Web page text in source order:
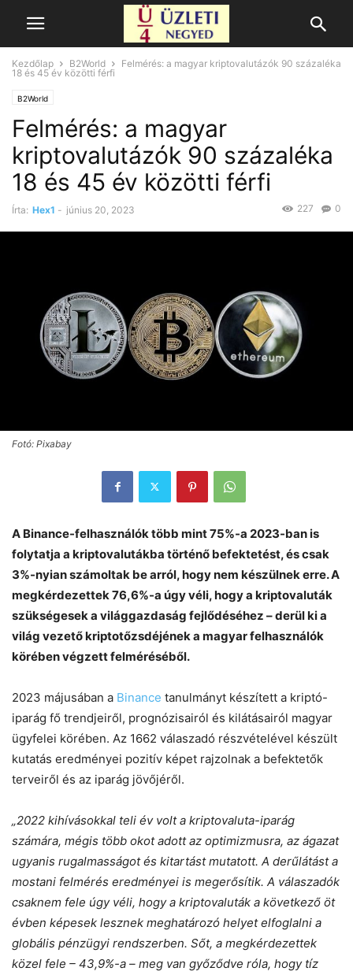
Kezdőlap B2World
Felmérés: a magyar kriptovalutázók 90 százaléka
18 és 45 év közötti férfi
B2World
Felmérés: a magyar
kriptovalutázók 90 százaléka
18 és 45 év közötti férfi
Írta: Hex1 - június 20, 2023 0
227
Fotó: Pixabay
A Binance-felhasználók több mint 75%-a 2023-ban is
folytatja a kriptovalutákba történő befektetést, és csak
3%-nyian számoltak be arról, hogy nem készülnek erre. A
megkérdezettek 76,6%-a úgy véli, hogy a kriptovaluták
szükségesek a világgazdaság fejlődéséhez – derül ki a
világ vezető kriptotőzsdéjének a magyar felhasználók
körében végzett felméréséből.
2023 májusában a Binance tanulmányt készített a kriptó-
iparág fő trendjeiről, prognózisairól és kilátásairól magyar
ügyfelei körében. Az 1662 válaszadó részvételével készült
kutatás eredményei pozitív képet rajzolnak a befektetők
terveiről és az iparág jövőjéről.
„2022 kihívásokkal teli év volt a kriptovaluta-iparág
számára, mégis több okot adott az optimizmusra, az ágazat
ugyanis rugalmasságot és kitartást mutatott. A derűlátást a
mostani felmérés eredményei is megerősítik. A válaszadók
csaknem fele úgy véli, hogy a kriptovaluták a következő öt
évben képesek lesznek meghatározó helyet elfoglalni a
globális pénzügyi rendszerben. Sőt, a megkérdezettek
közel fele – 43,9%-a – meg van győződve róla, hogy tíz